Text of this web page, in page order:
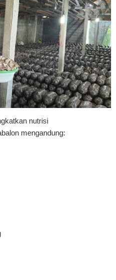
nutrisi
mengandung: